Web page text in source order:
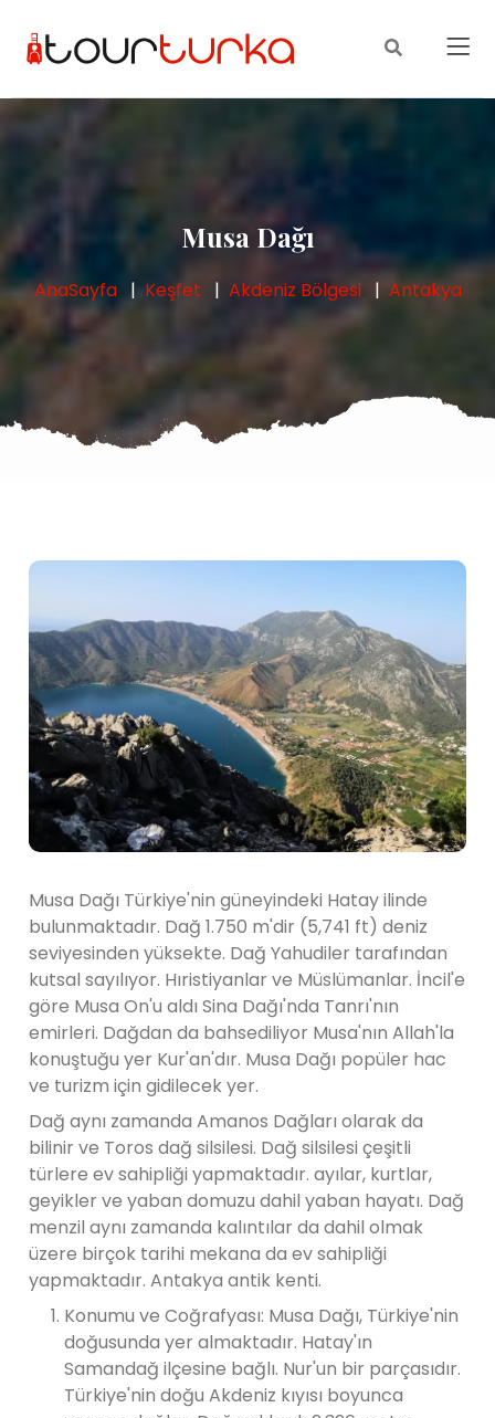
Musa Dağı
AnaSayfa Keşfet Akdeniz Bölgesi Antakya
Musa Dağı Türkiye'nin güneyindeki Hatay ilinde
bulunmaktadır. Dağ 1.750 m'dir (5,741 ft) deniz
seviyesinden yüksekte. Dağ Yahudiler tarafından
kutsal sayılıyor. Hıristiyanlar ve Müslümanlar. İncil'e
göre Musa On'u aldı Sina Dağı'nda Tanrı'nın
emirleri. Dağdan da bahsediliyor Musa'nın Allah'la
konuştuğu yer Kur'an'dır. Musa Dağı popüler hac
ve turizm için gidilecek yer.
Dağ aynı zamanda Amanos Dağları olarak da
bilinir ve Toros dağ silsilesi. Dağ silsilesi çeşitli
türlere ev sahipliği yapmaktadır. ayılar, kurtlar,
geyikler ve yaban domuzu dahil yaban hayatı. Dağ
menzil aynı zamanda kalıntılar da dahil olmak
üzere birçok tarihi mekana da ev sahipliği
yapmaktadır. Antakya antik kenti.
Konumu ve Coğrafyası: Musa Dağı, Türkiye'nin
doğusunda yer almaktadır. Hatay'ın
Samandağ ilçesine bağlı. Nur'un bir parçasıdır.
Türkiye'nin doğu Akdeniz kıyısı boyunca